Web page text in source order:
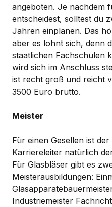
angeboten. Je nachdem
entscheidest, solltest du
Jahren einplanen. Das
aber es lohnt sich, denn
staatlichen Fachschulen
wird sich im Anschluss
ist recht groß und reicht
3500 Euro brutto.
Meister
Für einen Gesellen ist
Karriereleiter natürlich
Für Glasbläser gibt es
Meisterausbildungen:
Industriemeister